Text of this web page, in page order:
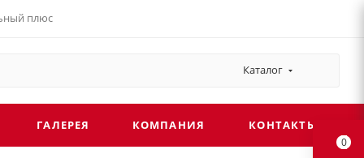
плюс
Каталог
ГАЛЕРЕЯ КОМПАНИЯ КОНТАКТЫ
0